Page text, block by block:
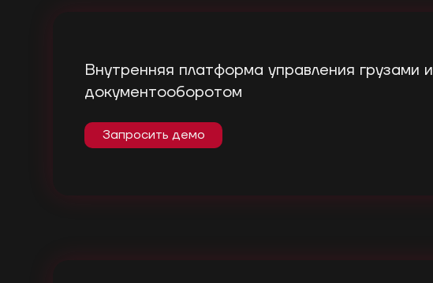
Внутренняя платформа управления грузами и
документооборотом
Запросить демо